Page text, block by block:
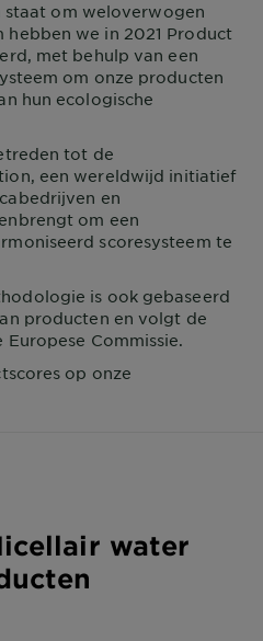
staat om weloverwogen
hebben we in 2021 Product
met behulp van een
om onze producten
hun ecologische
tot de
een wereldwijd initiatief
en
om een
scoresysteem te
is ook gebaseerd
producten en volgt de
Commissie.
op onze
water